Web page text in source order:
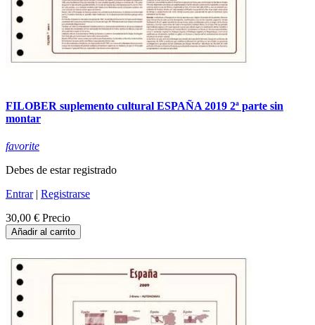
FILOBER suplemento cultural ESPAÑA 2019 2ª parte sin
montar
favorite
Debes de estar registrado
Entrar| Registrarse
30,00 € Precio
Añadir al carrito